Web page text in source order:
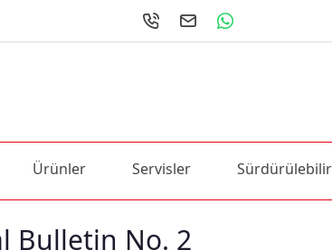
Ürünler Servisler
Bulletin No. 2